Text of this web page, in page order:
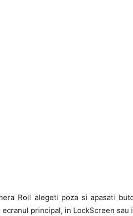
Roll alegeti poza si apasati
principal, in LockScreen sau